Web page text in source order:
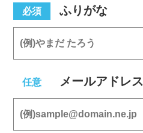
必須 ふりがな
任意 メールアドレス